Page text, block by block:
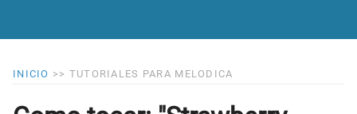
INICIO >> TUTORIALES PARA MELODICA